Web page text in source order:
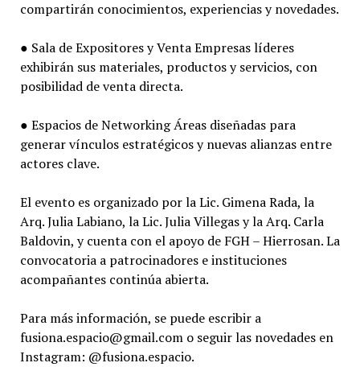
compartirán conocimientos, experiencias y novedades.
● Sala de Expositores y Venta Empresas líderes
exhibirán sus materiales, productos y servicios, con
posibilidad de venta directa.
● Espacios de Networking Áreas diseñadas para
generar vínculos estratégicos y nuevas alianzas entre
actores clave.
El evento es organizado por la Lic. Gimena Rada, la
Arq. Julia Labiano, la Lic. Julia Villegas y la Arq. Carla
Baldovin, y cuenta con el apoyo de FGH – Hierrosan. La
convocatoria a patrocinadores e instituciones
acompañantes continúa abierta.
Para más información, se puede escribir a
fusiona.espacio@gmail.com o seguir las novedades en
Instagram: @fusiona.espacio.